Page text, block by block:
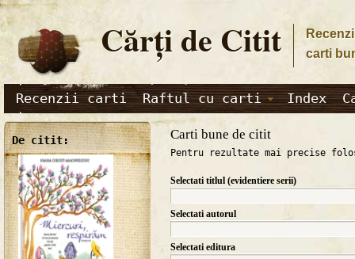
Cărţi de Citit
carti
Recenzii carti Raftul cu carti Index
De citit: Carti bune de citit
Pentru rezultate mai precise
Selectati titlul (evidentiere serii)
Selectati autorul
Selectati editura